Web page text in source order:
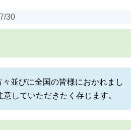
30
並びに全国の皆様におかれまし
していただきたく存じます。